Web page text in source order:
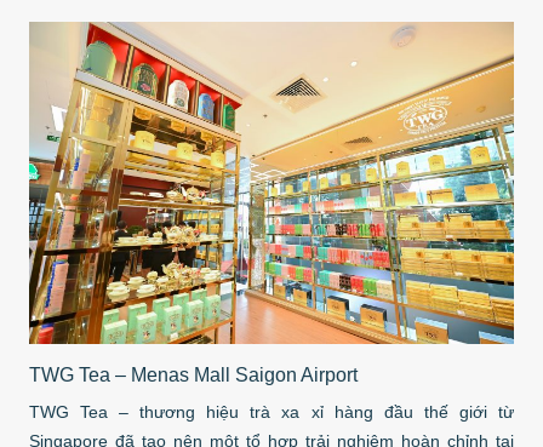
TWG Tea – Menas Mall Saigon Airport
TWG Tea – thương hiệu trà xa xỉ hàng đầu thế giới từ
Singapore đã tạo nên một tổ hợp trải nghiệm hoàn chỉnh tại